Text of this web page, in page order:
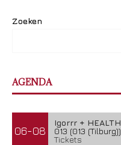
Zoeken
AGENDA
06-08
Igorrr + HEALTH
013 (013 (Tilburg))
Tickets